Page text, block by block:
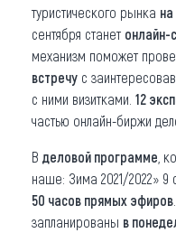
туристического рынка
сентября станет онлайн-
механизм поможет
встречу с
с ними визитками. 12
частью онлайн-биржи
В деловой программе ,
наше: Зима 2021/2022» 9
50 часов прямых эфиров
запланированы в